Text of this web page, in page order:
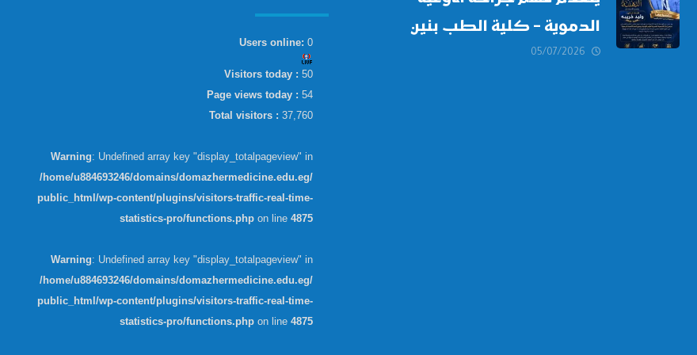
الدموية – كلية الطب بنين
05/07/2026
Users online: 0
Visitors today : 50
Page views today : 54
Total visitors : 37,760
Warning: Undefined array key "display_totalpageview" in
/home/u884693246/domains/domazhermedicine.edu.eg/
public_html/wp-content/plugins/visitors-traffic-real-time-
statistics-pro/functions.phpon line 4875
Warning: Undefined array key "display_totalpageview" in
/home/u884693246/domains/domazhermedicine.edu.eg/
public_html/wp-content/plugins/visitors-traffic-real-time-
statistics-pro/functions.phpon line 4875